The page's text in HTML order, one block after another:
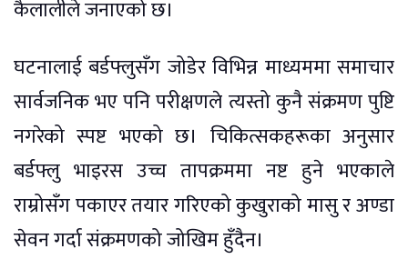
कैलालीले जनाएको छ।
घटनालाई बर्डफ्लुसँग जोडेर विभिन्न माध्यममा समाचार
सार्वजनिक भए पनि परीक्षणले त्यस्तो कुनै संक्रमण पुष्टि
नगरेको स्पष्ट भएको छ। चिकित्सकहरूका अनुसार
बर्डफ्लु भाइरस उच्च तापक्रममा नष्ट हुने भएकाले
राम्रोसँग पकाएर तयार गरिएको कुखुराको मासु र अण्डा
सेवन गर्दा संक्रमणको जोखिम हुँदैन।